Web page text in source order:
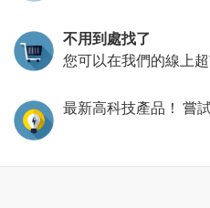
不用到處找了
您可以在我們的線上
最新高科技產品！ 嘗